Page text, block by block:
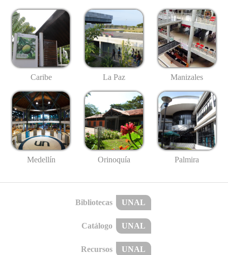
Caribe La Paz Manizales
Medellín Orinoquía Palmira
Bibliotecas UNAL
Catálogo UNAL
Recursos UNAL